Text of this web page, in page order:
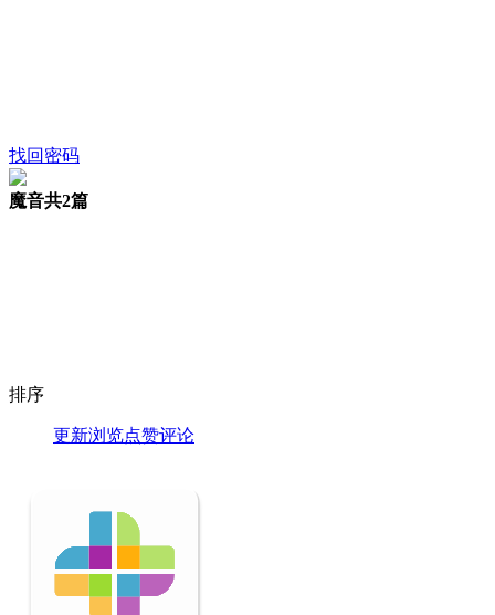
找回密码
魔音共2篇
排序
更新浏览点赞评论